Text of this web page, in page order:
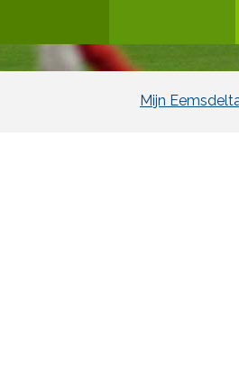
Mijn